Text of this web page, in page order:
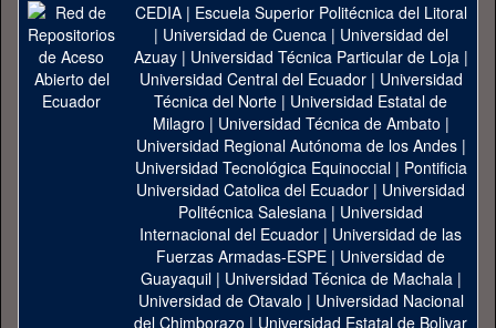
CEDIA| Escuela Superior Politécnica del Litoral
| Universidad de Cuenca| Universidad del
Azuay| Universidad Técnica Particular de Loja|
Universidad Central del Ecuador| Universidad
Técnica del Norte | Universidad Estatal de
Milagro | Universidad Técnica de Ambato |
Universidad Regional Autónoma de los Andes|
Universidad Tecnológica Equinoccial| Pontificia
Universidad Catolica del Ecuador | Universidad
Politécnica Salesiana | Universidad
Internacional del Ecuador | Universidad de las
Fuerzas Armadas-ESPE | Universidad de
Guayaquil| Universidad Técnica de Machala|
Universidad de Otavalo | Universidad Nacional
del Chimborazo | Universidad Estatal de Bolivar